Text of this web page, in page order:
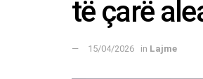
të çarë
15/04/2026 in Lajme